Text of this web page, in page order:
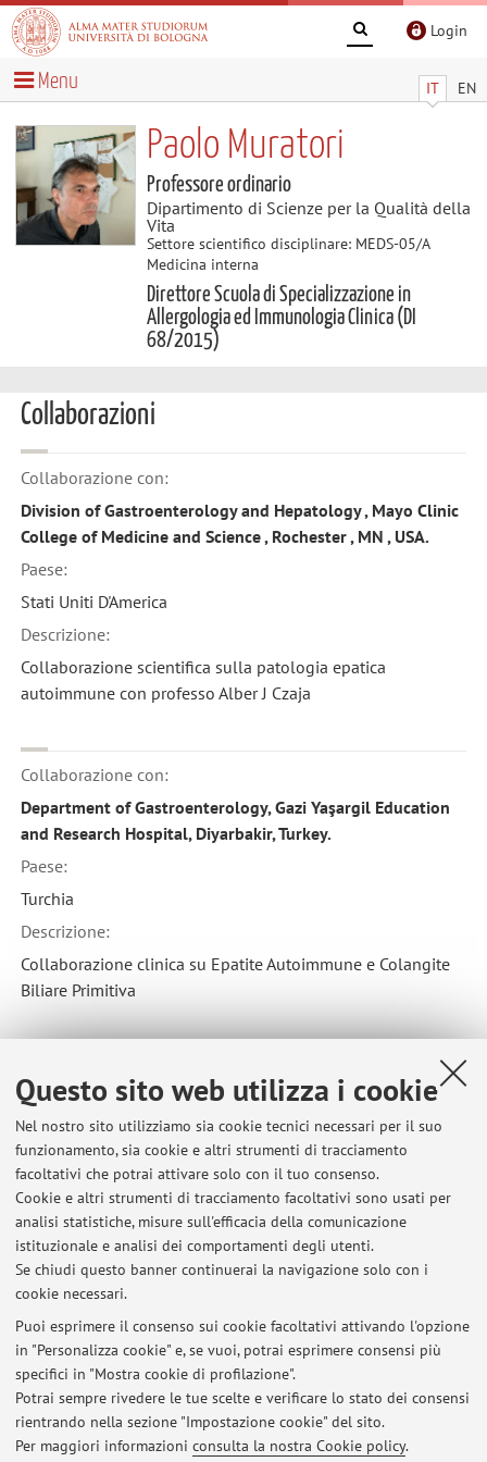
Questo sito web utilizza i cookie
Nel nostro sito utilizziamo sia cookie tecnici necessari per il suo
funzionamento, sia cookie e altri strumenti di tracciamento
facoltativi che potrai attivare solo con il tuo consenso.
Cookie e altri strumenti di tracciamento facoltativi sono usati per
analisi statistiche, misure sull'efficacia della comunicazione
istituzionale e analisi dei comportamenti degli utenti.
Se chiudi questo banner continuerai la navigazione solo con i
cookie necessari.
Puoi esprimere il consenso sui cookie facoltativi attivando l'opzione
in "Personalizza cookie" e, se vuoi, potrai esprimere consensi più
specifici in "Mostra cookie di profilazione".
Potrai sempre rivedere le tue scelte e verificare lo stato dei consensi
rientrando nella sezione "Impostazione cookie" del sito.
Per maggiori informazioni consulta la nostra Cookie policy.
Login
IT EN
Menu
Paolo Muratori
Professore ordinario
Dipartimento di Scienze per la Qualità della
Vita
Settore scientifico disciplinare: MEDS-05/A
Medicina interna
Direttore Scuola di Specializzazione in
Allergologia ed Immunologia Clinica (DI
68/2015)
Collaborazioni
Collaborazione con:
Division of Gastroenterology and Hepatology , Mayo Clinic
College of Medicine and Science , Rochester , MN , USA.
Paese:
Stati Uniti D'America
Descrizione:
Collaborazione scientifica sulla patologia epatica
autoimmune con professo Alber J Czaja
Collaborazione con:
Department of Gastroenterology, Gazi Yaşargil Education
and Research Hospital, Diyarbakir, Turkey.
Paese:
Turchia
Descrizione:
Collaborazione clinica su Epatite Autoimmune e Colangite
Biliare Primitiva
Harvard Medical School, Massachusetts, Boston
Paese:
Stati Uniti D'America
Descrizione:
Professor DB Bloch
Ultimi avvisi
Al momento non sono presenti avvisi.